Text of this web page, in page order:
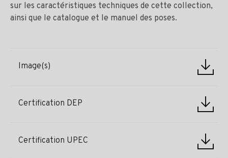
sur les caractéristiques techniques de cette collection,
ainsi que le catalogue et le manuel des poses.
Image(s)
Certification DEP
Certification UPEC